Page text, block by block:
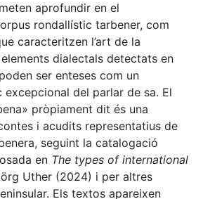
aprofundir en el
rondallístic tarbener, com
caracteritzen l’art de la
dialectals detectats en
ser enteses com un
del parlar de sa. El
pròpiament dit és una
i acudits representatius de
seguint la catalogació
en The types of international
Uther (2024) i per altres
Els textos apareixen